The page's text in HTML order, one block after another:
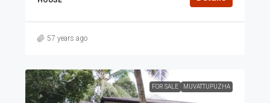
57 years ago
FOR SALE MUVATTUPUZHA